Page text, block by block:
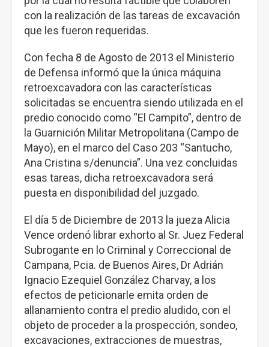
con la realización de las tareas de excavación
que les fueron requeridas.
Con fecha 8 de Agosto de 2013 el Ministerio
de Defensa informó que la única máquina
retroexcavadora con las características
solicitadas se encuentra siendo utilizada en el
predio conocido como “El Campito”, dentro de
la Guarnición Militar Metropolitana (Campo de
Mayo), en el marco del Caso 203 “Santucho,
Ana Cristina s/denuncia”. Una vez concluidas
esas tareas, dicha retroexcavadora será
puesta en disponibilidad del juzgado.
El día 5 de Diciembre de 2013 la jueza Alicia
Vence ordenó librar exhorto al Sr. Juez Federal
Subrogante en lo Criminal y Correccional de
Campana, Pcia. de Buenos Aires, Dr Adrián
Ignacio Ezequiel González Charvay, a los
efectos de peticionarle emita orden de
allanamiento contra el predio aludido, con el
objeto de proceder a la prospección, sondeo,
excavaciones, extracciones de muestras,